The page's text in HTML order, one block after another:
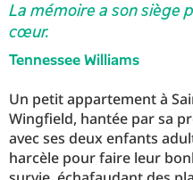
La mémoire a son siège
cœur.
Tennessee Williams
Un petit appartement à
Wingfield, hantée par sa
avec ses deux enfants
harcèle pour faire leur